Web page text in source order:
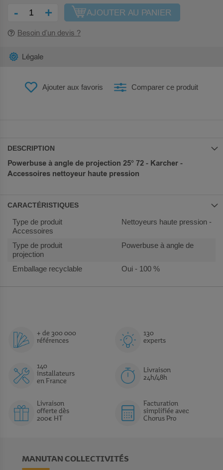
- + AJOUTER AU PANIER
Besoin d’un devis ?
Ajouter aux favoris Comparer ce produit
Légale
DESCRIPTION
Powerbuse à angle de projection 25° 72 - Karcher -
Accessoires nettoyeur haute pression
CARACTÉRISTIQUES
Plus
d’information
Nettoyeurs haute pression -
Accessoires
Powerbuse à angle de
projection
Oui - 100 %
+ de 300 000
références
130
experts
140
installateurs
en France
Livraison
24h/48h
Livraison
offerte dès
200€ HT
Facturation
simplifiée avec
Chorus Pro
MANUTAN COLLECTIVITÉS